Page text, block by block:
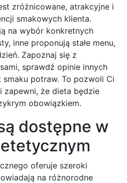
zróżnicowane, atrakcyjne i
smakowych klienta.
na wybór konkretnych
inne proponują stałe menu,
Zapoznaj się z
sprawdź opinie innych
potraw. To pozwoli Ci
zapewni, że dieta będzie
obowiązkiem.
dostępne w
oferuje szeroki
na różnorodne